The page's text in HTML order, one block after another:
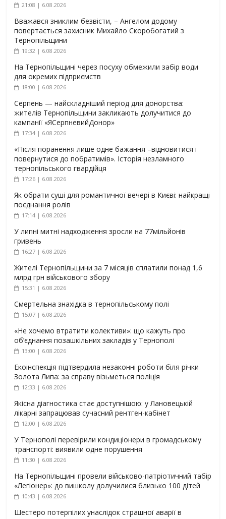
21:08 | 6.08.2026
Вважався зниклим безвісти, – Ангелом додому
повертається захисник Михайло Скоробогатий з
Тернопільщини
19:32 | 6.08.2026
На Тернопільщині через посуху обмежили забір води
для окремих підприємств
18:00 | 6.08.2026
Серпень — найскладніший період для донорства:
жителів Тернопільщини закликають долучитися до
кампанії «ЯСерпневийДонор»
17:34 | 6.08.2026
«Після поранення лише одне бажання –відновитися і
повернутися до побратимів». Історія незламного
тернопільського гвардійця
17:26 | 6.08.2026
Як обрати суші для романтичної вечері в Києві: найкращі
поєднання ролів
17:14 | 6.08.2026
У липні митні надходження зросли на 77мільйонів
гривень
16:27 | 6.08.2026
Жителі Тернопільщини за 7 місяців сплатили понад 1,6
млрд грн військового збору
15:31 | 6.08.2026
Смертельна знахідка в тернопільському полі
15:07 | 6.08.2026
«Не хочемо втратити колективи»: що кажуть про
об’єднання позашкільних закладів у Тернополі
13:00 | 6.08.2026
Екоінспекція підтвердила незаконні роботи біля річки
Золота Липа: за справу візьметься поліція
12:33 | 6.08.2026
Якісна діагностика стає доступнішою: у Лановецькій
лікарні запрацював сучасний рентген-кабінет
12:00 | 6.08.2026
У Тернополі перевірили кондиціонери в громадському
транспорті: виявили одне порушення
11:30 | 6.08.2026
На Тернопільщині провели військово-патріотичний табір
«Легіонер»: до вишколу долучилися близько 100 дітей
10:43 | 6.08.2026
Шестеро потерпілих унаслідок страшної аварії в